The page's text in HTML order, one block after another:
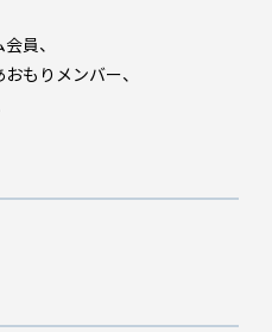
員、
もりメンバー、